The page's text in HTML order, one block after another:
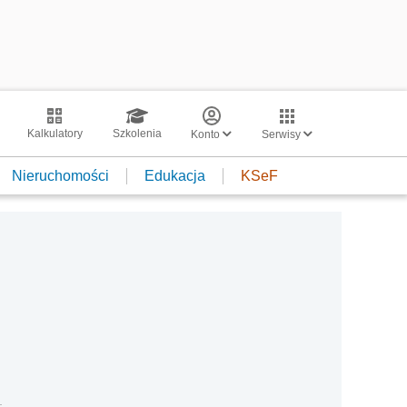
Kalkulatory Szkolenia Konto Serwisy
Nieruchomości Edukacja KSeF